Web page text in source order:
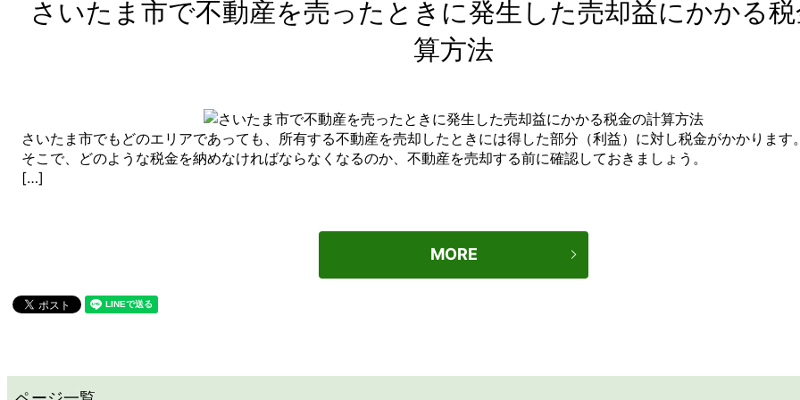
さいたま市で不動産を売ったときに発生した売却益にかかる
算方法
さいたま市でもどのエリアであっても、所有する不動産を売却したときには得した部分（利益）に対し税金がかかります。
そこで、どのような税金を納めなければならなくなるのか、不動産を売却する前に確認しておきましょう。
[…]
MORE